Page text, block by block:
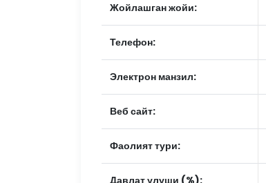
Жойлашган жойи:
Телефон:
Электрон манзил:
Веб сайт:
Фаолият тури:
Давлат улуши (%):